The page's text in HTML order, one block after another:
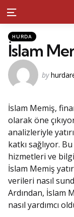
Menu
Kategoriler
Posted
in
HURDA
İslam
Posted
by
İslam Memiş,
olarak öne
analizleriyle
katkı sağlıyor.
hizmetleri ve
İslam Memiş
verileri nasıl
Ardından, İslam
nasıl yardımcı